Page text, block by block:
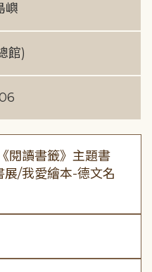
嶼
館)
閱讀書籤》主題書
展/我愛繪本-德文名